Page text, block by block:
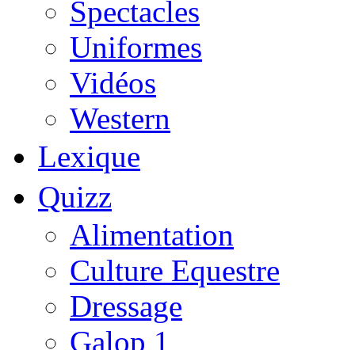
Spectacles
Uniformes
Vidéos
Western
Lexique
Quizz
Alimentation
Culture Equestre
Dressage
Galop 1